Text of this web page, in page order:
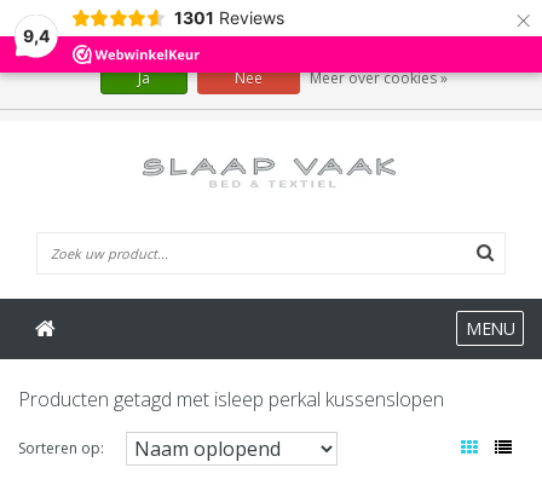
9,4
1301 Reviews ×
MENU
Producten getagd met isleep perkal kussenslopen
Sorteren op:
Wij slaan cookies op om onze website te verbeteren. Is dat akkoord?
Ja Nee Meer over cookies »